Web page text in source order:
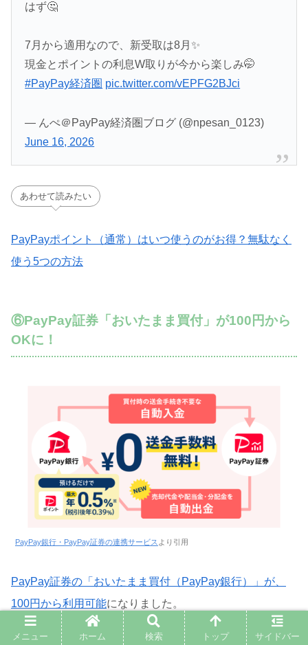
はず🤔
7月から適用なので、新受取は8月✨️
現金とポイントの利息W取りが今から楽しみ🤭
#PayPay経済圏 pic.twitter.com/vEPFG2BJci
— んぺ＠PayPay経済圏ブログ (@npesan_0123)
June 16, 2026
あわせて読みたい
PayPayポイント（通常）はいつ使うのがお得？無駄なく
使う5つの方法
⑥PayPay証券「おいたまま買付」が100円から
OKに！
PayPay銀行・PayPay証券の連携サービス より引用
PayPay証券の「おいたまま買付（PayPay銀行）」が、
100円から利用可能になりました。
メニュー ホーム 検索 トップ サイドバー